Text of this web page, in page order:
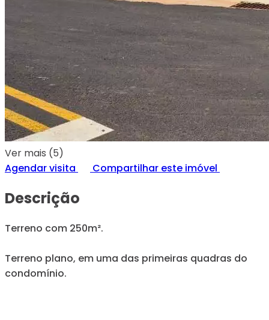
Ver mais (5)
Agendar visita
Compartilhar este imóvel
Descrição
Terreno com 250m².
Terreno plano, em uma das primeiras quadras do
condomínio.